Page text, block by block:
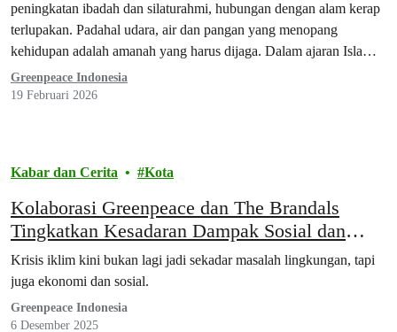
peningkatan ibadah dan silaturahmi, hubungan dengan alam kerap
terlupakan. Padahal udara, air dan pangan yang menopang
kehidupan adalah amanah yang harus dijaga. Dalam ajaran Islam,
manusia adalah khalifah di Bumi yang bertanggung jawab
mencegah kerusakan dan merawat ciptaan Allah SWT.
Greenpeace Indonesia
19 Februari 2026
Kabar dan Cerita Kota
Kolaborasi Greenpeace dan The Brandals
Tingkatkan Kesadaran Dampak Sosial dan
Ekonomi dari Krisis Iklim
Krisis iklim kini bukan lagi jadi sekadar masalah lingkungan, tapi
juga ekonomi dan sosial.
Greenpeace Indonesia
6 Desember 2025